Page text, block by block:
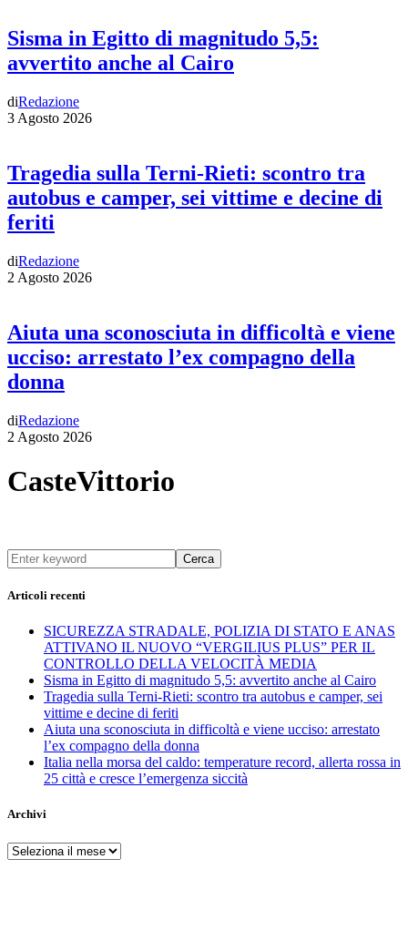
Sisma in Egitto di magnitudo 5,5:
avvertito anche al Cairo
diRedazione
3 Agosto 2026
Tragedia sulla Terni-Rieti: scontro tra
autobus e camper, sei vittime e decine di
feriti
diRedazione
2 Agosto 2026
Aiuta una sconosciuta in difficoltà e viene
ucciso: arrestato l’ex compagno della
donna
diRedazione
2 Agosto 2026
CasteVittorio
Cerca
Articoli recenti
SICUREZZA STRADALE, POLIZIA DI STATO E ANAS
ATTIVANO IL NUOVO “VERGILIUS PLUS” PER IL
CONTROLLO DELLA VELOCITÀ MEDIA
Sisma in Egitto di magnitudo 5,5: avvertito anche al Cairo
Tragedia sulla Terni-Rieti: scontro tra autobus e camper, sei
vittime e decine di feriti
Aiuta una sconosciuta in difficoltà e viene ucciso: arrestato
l’ex compagno della donna
Italia nella morsa del caldo: temperature record, allerta rossa in
25 città e cresce l’emergenza siccità
Archivi
Archivi